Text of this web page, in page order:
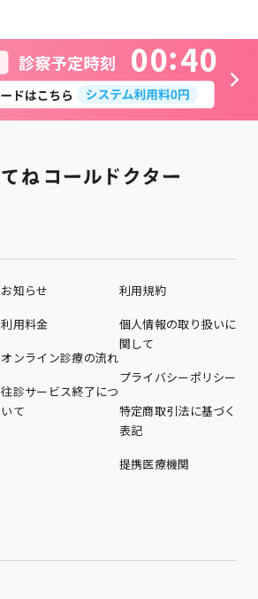
00 40
お知らせ
利用料金
オンライン診療の流れ
往診サービス終了につ
いて
利用規約
個人情報の取り扱いに
関して
プライバシーポリシー
特定商取引法に基づく
表記
提携医療機関